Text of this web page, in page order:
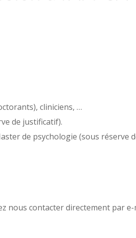
cliniciens, …
de justificatif).
de psychologie (sous réserve
nous contacter directement par e-